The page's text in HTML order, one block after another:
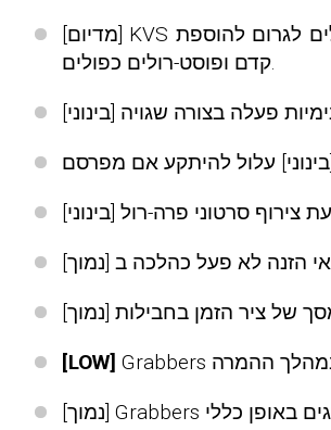
[מדיום] KVS לא התחשבה בנחיצות של פורמטים של וידאו קדם ופוסט-רול בעת יצירה מחדש של פורמטים של וידאו מפורמטים אחרים שעלולים לגרום להוספת
קדם ופוסט-רולים כפולים.
[LOW]